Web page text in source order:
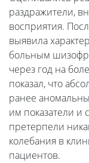
раздражители,
восприятия.
выявила
больным
через год на
показал, что
ранее
им показатели
претерпели
колебания в
пациентов.